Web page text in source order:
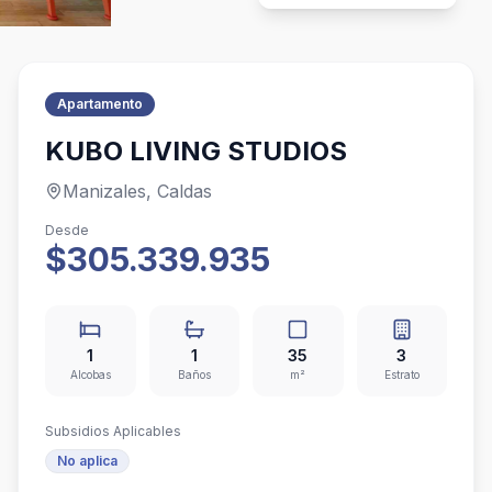
Apartamento
KUBO LIVING STUDIOS
Manizales, Caldas
Desde
$305.339.935
1
Alcobas
1
Baños
35
m²
3
Estrato
Subsidios Aplicables
No aplica